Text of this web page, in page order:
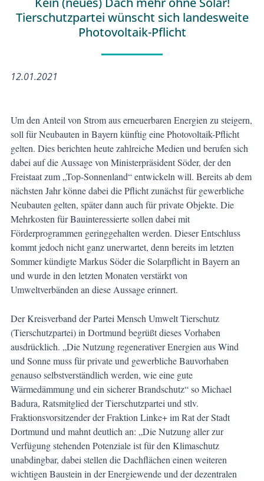
Tierschutzpartei wünscht sich landesweite
Photovoltaik-Pflicht
12.01.2021
Um den Anteil von Strom aus erneuerbaren Energien zu steigern,
soll für Neubauten in Bayern künftig eine Photovoltaik-Pflicht
gelten. Dies berichten heute zahlreiche Medien und berufen sich
dabei auf die Aussage von Ministerpräsident Söder, der den
Freistaat zum „Top-Sonnenland“ entwickeln will. Bereits ab dem
nächsten Jahr könne dabei die Pflicht zunächst für gewerbliche
Neubauten gelten, später dann auch für private Objekte. Die
Mehrkosten für Bauinteressierte sollen dabei mit
Förderprogrammen geringgehalten werden. Dieser Entschluss
kommt jedoch nicht ganz unerwartet, denn bereits im letzten
Sommer kündigte Markus Söder die Solarpflicht in Bayern an
und wurde in den letzten Monaten verstärkt von
Umweltverbänden an diese Aussage erinnert.
Der Kreisverband der Partei Mensch Umwelt Tierschutz
(Tierschutzpartei) in Dortmund begrüßt dieses Vorhaben
ausdrücklich. „Die Nutzung regenerativer Energien aus Wind
und Sonne muss für private und gewerbliche Bauvorhaben
genauso selbstverständlich werden, wie eine gute
Wärmedämmung und ein sicherer Brandschutz“ so Michael
Badura, Ratsmitglied der Tierschutzpartei und stlv.
Fraktionsvorsitzender der Fraktion Linke+ im Rat der Stadt
Dortmund und mahnt deutlich an: „Die Nutzung aller zur
Verfügung stehenden Potenziale ist für den Klimaschutz
unabdingbar, dabei stellen die Dachflächen einen weiteren
wichtigen Baustein in der Energiewende und der dezentralen